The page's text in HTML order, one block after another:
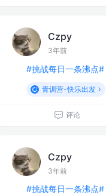
Czpy
3年前
#挑战每日一条沸点#
青训营-快乐出发
评论
Czpy
3年前
#挑战每日一条沸点#